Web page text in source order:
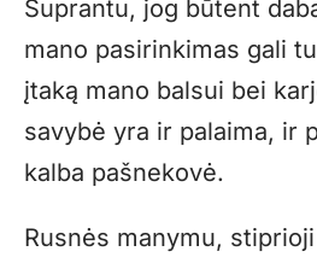
Suprantu, jog būtent
mano pasirinkimas gali
įtaką mano balsui bei
savybė yra ir palaima, ir
kalba pašnekovė.
Rusnės manymu,